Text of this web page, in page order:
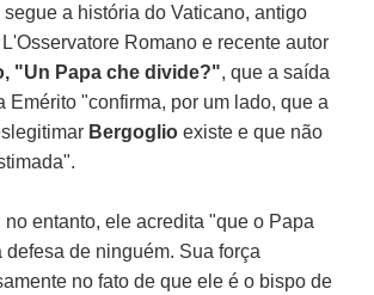
a história do Vaticano, antigo
Romano e recente autor
"Un Papa che divide?", que a saída
Emérito "confirma, por um lado, que a
Bergoglio existe e que não
no entanto, ele acredita "que o Papa
defesa de ninguém. Sua força
no fato de que ele é o bispo de